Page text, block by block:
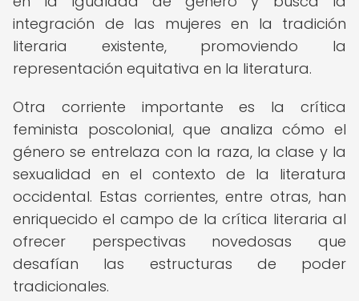
integración de las mujeres en la tradición
literaria existente, promoviendo la
representación equitativa en la literatura.
Otra corriente importante es la crítica
feminista poscolonial, que analiza cómo el
género se entrelaza con la raza, la clase y la
sexualidad en el contexto de la literatura
occidental. Estas corrientes, entre otras, han
enriquecido el campo de la crítica literaria al
ofrecer perspectivas novedosas que
desafían las estructuras de poder
tradicionales.